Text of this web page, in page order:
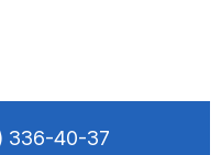
336-40-37